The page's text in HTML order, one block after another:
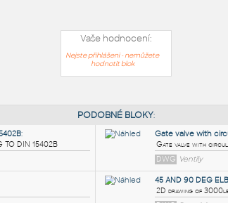
Vaše hodnocení:
Nejste přihlášeni - nemůžete
hodnotit blok